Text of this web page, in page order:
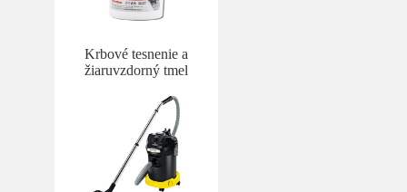
Krbové tesnenie a
žiaruvzdorný tmel